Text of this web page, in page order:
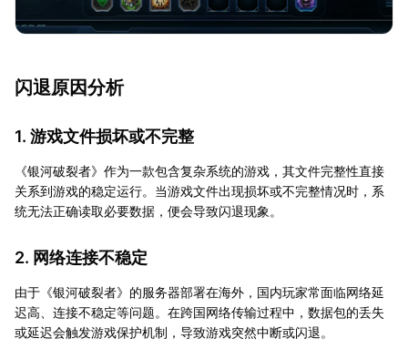
闪退原因分析
1. 游戏文件损坏或不完整
《银河破裂者》作为一款包含复杂系统的游戏，其文件完整性直接
关系到游戏的稳定运行。当游戏文件出现损坏或不完整情况时，系
统无法正确读取必要数据，便会导致闪退现象。
2. 网络连接不稳定
由于《银河破裂者》的服务器部署在海外，国内玩家常面临网络延
迟高、连接不稳定等问题。在跨国网络传输过程中，数据包的丢失
或延迟会触发游戏保护机制，导致游戏突然中断或闪退。